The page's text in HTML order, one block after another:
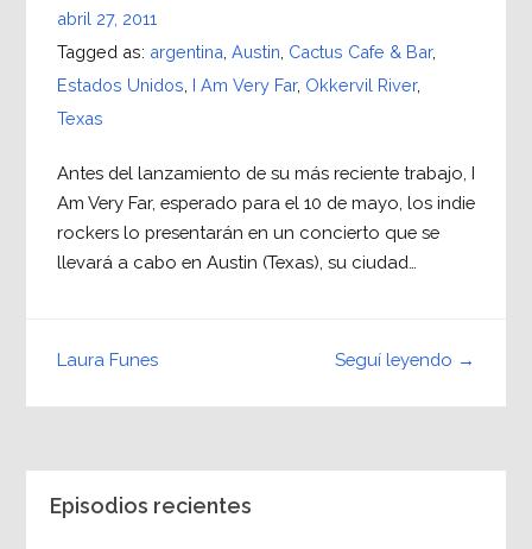
abril 27, 2011
Tagged as: argentina Austin Cactus Cafe & Bar,
Estados Unidos I Am Very Far, Okkervil River,
Texas
Antes del lanzamiento de su más reciente trabajo, I
Am Very Far, esperado para el 10 de mayo, los indie
rockers lo presentarán en un concierto que se
llevará a cabo en Austin (Texas), su ciudad…
Seguí leyendo →
Laura Funes
Episodios recientes